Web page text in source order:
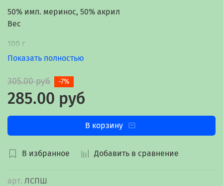
В избранное Добавить в сравнение
арт. ЛСПШ
50% имп. меринос, 50% акрил
Вес
100 г
Длина нити
Страна происхождения
РОССИЯ
Показать полностью
305.00 руб
285.00 руб
-7%
В корзину